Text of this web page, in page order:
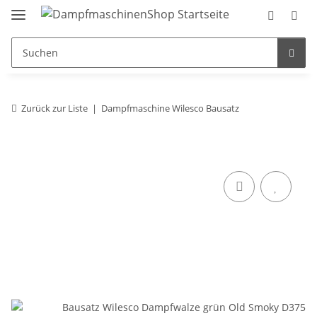
Zurück zur Liste Dampfmaschine Wilesco Bausatz